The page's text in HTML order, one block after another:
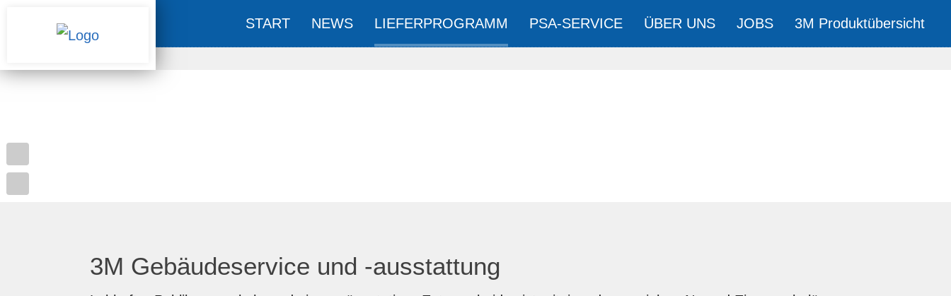
START NEWS LIEFERPROGRAMM PSA-SERVICE ÜBER UNS JOBS 3M Produktübersicht
3M Gebäudeservice und -ausstattung